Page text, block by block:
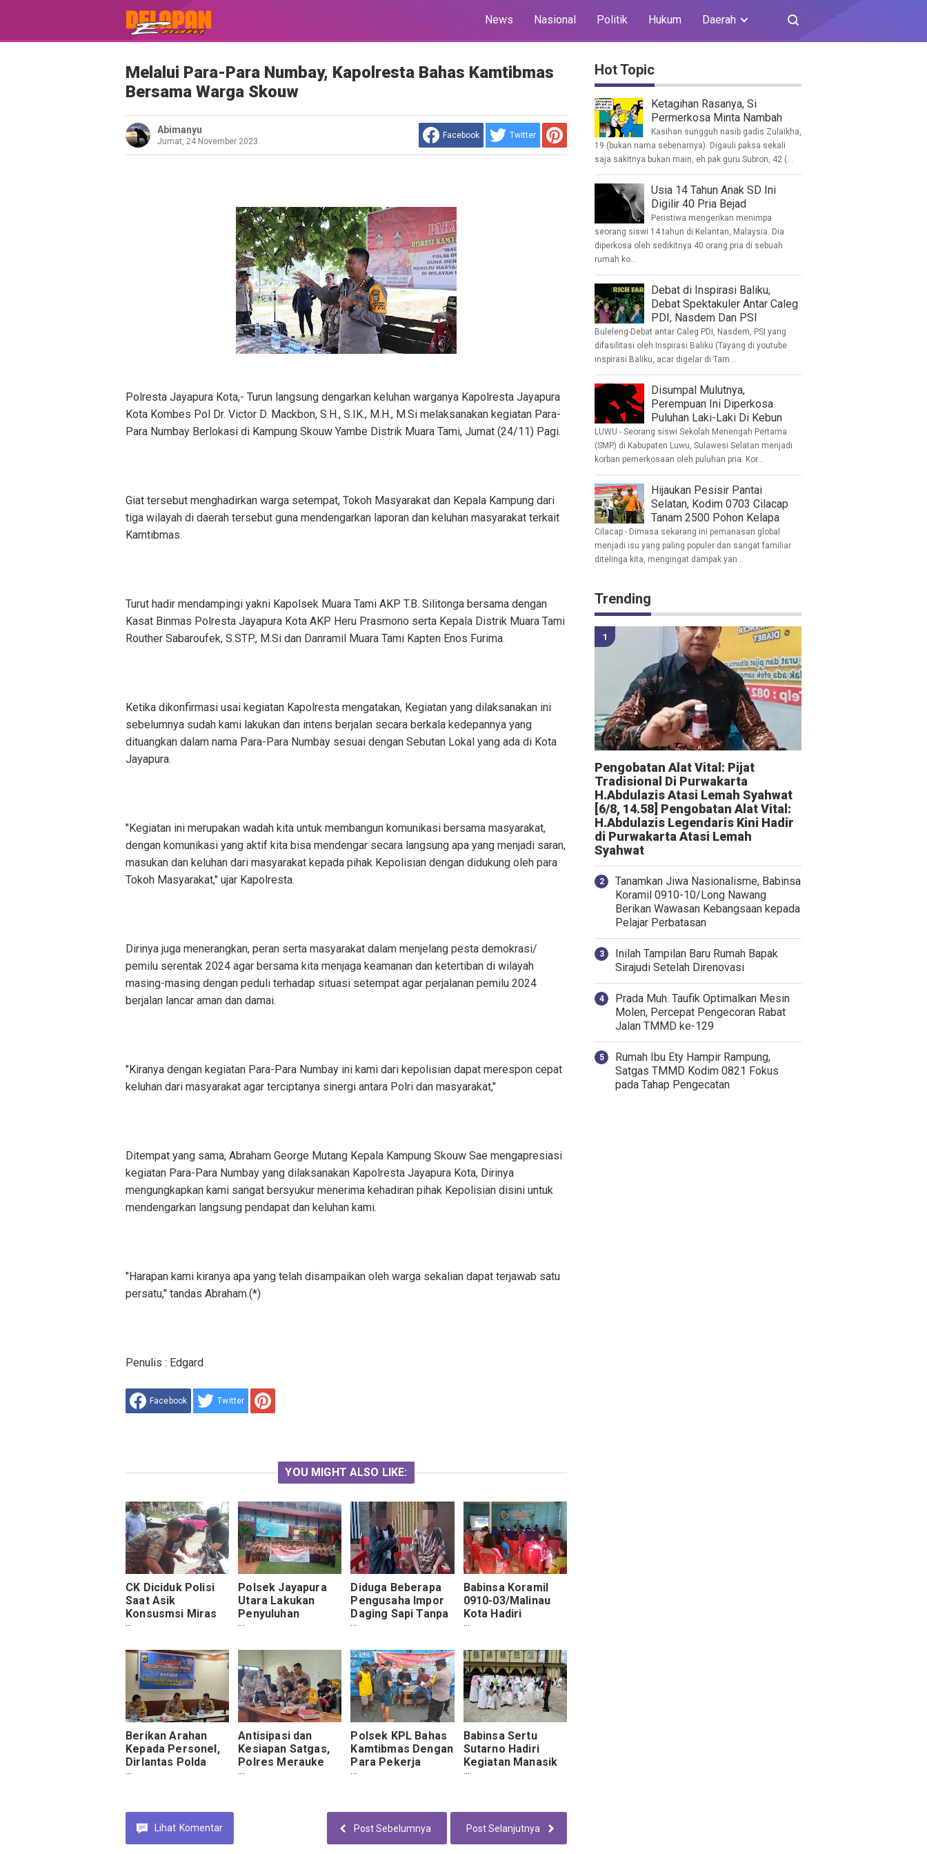
News Nasional Politik Hukum Daerah
Melalui Para-Para Numbay, Kapolresta Bahas Kamtibmas
Bersama Warga Skouw
Abimanyu
Jumat, 24 November 2023
Facebook Twitter
Polresta Jayapura Kota,- Turun langsung dengarkan keluhan warganya Kapolresta Jayapura
Kota Kombes Pol Dr. Victor D. Mackbon, S.H., S.IK., M.H., M.Si melaksanakan kegiatan Para-
Para Numbay Berlokasi di Kampung Skouw Yambe Distrik Muara Tami, Jumat (24/11) Pagi.
Giat tersebut menghadirkan warga setempat, Tokoh Masyarakat dan Kepala Kampung dari
tiga wilayah di daerah tersebut guna mendengarkan laporan dan keluhan masyarakat terkait
Kamtibmas.
Turut hadir mendampingi yakni Kapolsek Muara Tami AKP T.B. Silitonga bersama dengan
Kasat Binmas Polresta Jayapura Kota AKP Heru Prasmono serta Kepala Distrik Muara Tami
Routher Sabaroufek, S.STP., M.Si dan Danramil Muara Tami Kapten Enos Furima.
Ketika dikonfirmasi usai kegiatan Kapolresta mengatakan, Kegiatan yang dilaksanakan ini
sebelumnya sudah kami lakukan dan intens berjalan secara berkala kedepannya yang
dituangkan dalam nama Para-Para Numbay sesuai dengan Sebutan Lokal yang ada di Kota
Jayapura.
"Kegiatan ini merupakan wadah kita untuk membangun komunikasi bersama masyarakat,
dengan komunikasi yang aktif kita bisa mendengar secara langsung apa yang menjadi saran,
masukan dan keluhan dari masyarakat kepada pihak Kepolisian dengan didukung oleh para
Tokoh Masyarakat," ujar Kapolresta.
Dirinya juga menerangkan, peran serta masyarakat dalam menjelang pesta demokrasi/
pemilu serentak 2024 agar bersama kita menjaga keamanan dan ketertiban di wilayah
masing-masing dengan peduli terhadap situasi setempat agar perjalanan pemilu 2024
berjalan lancar aman dan damai.
"Kiranya dengan kegiatan Para-Para Numbay ini kami dari kepolisian dapat merespon cepat
keluhan dari masyarakat agar terciptanya sinergi antara Polri dan masyarakat,"
Ditempat yang sama, Abraham George Mutang Kepala Kampung Skouw Sae mengapresiasi
kegiatan Para-Para Numbay yang dilaksanakan Kapolresta Jayapura Kota, Dirinya
mengungkapkan kami sangat bersyukur menerima kehadiran pihak Kepolisian disini untuk
mendengarkan langsung pendapat dan keluhan kami.
"Harapan kami kiranya apa yang telah disampaikan oleh warga sekalian dapat terjawab satu
persatu," tandas Abraham.(*)
Penulis : Edgard
Facebook Twitter
YOU MIGHT ALSO LIKE:
CK Diciduk Polisi
Saat Asik
Konsusmsi Miras
Usai Curi Motor
Polsek Jayapura
Utara Lakukan
Penyuluhan
Narkoba Melalui
Para Numbay
Kepada Para
Pelajar
Diduga Beberapa
Pengusaha Impor
Daging Sapi Tanpa
Izin Resmi
Babinsa Koramil
0910-03/Malinau
Kota Hadiri
Sosialisasi
Pencegahan
Stunting.
Berikan Arahan
Kepada Personel,
Dirlantas Polda
Papua: Fokus pada
Antisipasi dan
Kesiapan Satgas,
Polres Merauke
Gelar Gladi Posko
Polsek KPL Bahas
Kamtibmas Dengan
Para Pekerja
Expedisi
Babinsa Sertu
Sutarno Hadiri
Kegiatan Manasik
Haji Cilik Di
Lihat Komentar Post Selanjutnya
Post Sebelumnya
Hot Topic
Ketagihan Rasanya, Si
Permerkosa Minta Nambah
Kasihan sungguh nasib gadis Zulaikha,
19 (bukan nama sebenarnya). Digauli paksa sekali
saja sakitnya bukan main, eh pak guru Subron, 42 (...
Usia 14 Tahun Anak SD Ini
Digilir 40 Pria Bejad
Peristiwa mengerikan menimpa
seorang siswi 14 tahun di Kelantan, Malaysia. Dia
diperkosa oleh sedikitnya 40 orang pria di sebuah
rumah ko...
Debat di Inspirasi Baliku,
Debat Spektakuler Antar Caleg
PDI, Nasdem Dan PSI
Buleleng-Debat antar Caleg PDI, Nasdem, PSI yang
difasilitasi oleh Inspirasi Baliku (Tayang di youtube
inspirasi Baliku, acar digelar di Tam...
Disumpal Mulutnya,
Perempuan Ini Diperkosa
Puluhan Laki-Laki Di Kebun
LUWU - Seorang siswi Sekolah Menengah Pertama
(SMP) di Kabupaten Luwu, Sulawesi Selatan menjadi
korban pemerkosaan oleh puluhan pria. Kor...
Hijaukan Pesisir Pantai
Selatan, Kodim 0703 Cilacap
Tanam 2500 Pohon Kelapa
Cilacap - Dimasa sekarang ini pemanasan global
menjadi isu yang paling populer dan sangat familiar
ditelinga kita, mengingat dampak yan...
Trending
Pengobatan Alat Vital: Pijat
Tradisional Di Purwakarta
H.Abdulazis Atasi Lemah Syahwat
[6/8, 14.58] Pengobatan Alat Vital:
H.Abdulazis Legendaris Kini Hadir
di Purwakarta Atasi Lemah
Syahwat
Tanamkan Jiwa Nasionalisme, Babinsa
Koramil 0910-10/Long Nawang
Berikan Wawasan Kebangsaan kepada
Pelajar Perbatasan
Inilah Tampilan Baru Rumah Bapak
Sirajudi Setelah Direnovasi
Prada Muh. Taufik Optimalkan Mesin
Molen, Percepat Pengecoran Rabat
Jalan TMMD ke-129
Rumah Ibu Ety Hampir Rampung,
Satgas TMMD Kodim 0821 Fokus
pada Tahap Pengecatan